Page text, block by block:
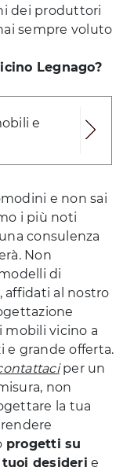
dei produttori
sempre voluto
Legnago?
e
e non sai
i più noti
consulenza
Non
di
affidati al nostro
mobili vicino a
e grande offerta.
per un
non
la tua
progetti su
desideri e